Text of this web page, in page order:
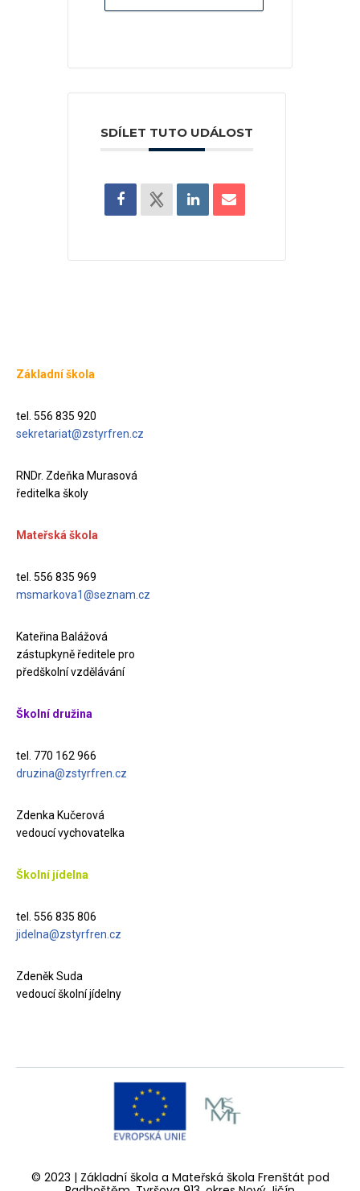
SDÍLET TUTO UDÁLOST
Základní škola
tel. 556 835 920
sekretariat@zstyrfren.cz
RNDr. Zdeňka Murasová
ředitelka školy
Mateřská škola
tel. 556 835 969
msmarkova1@seznam.cz
Kateřina Balážová
zástupkyně ředitele pro
předškolní vzdělávání
Školní družina
tel. 770 162 966
druzina@zstyrfren.cz
Zdenka Kučerová
vedoucí vychovatelka
Školní jídelna
tel. 556 835 806
jidelna@zstyrfren.cz
Zdeněk Suda
vedoucí školní jídelny
© 2023 | Základní škola a Mateřská škola Frenštát pod